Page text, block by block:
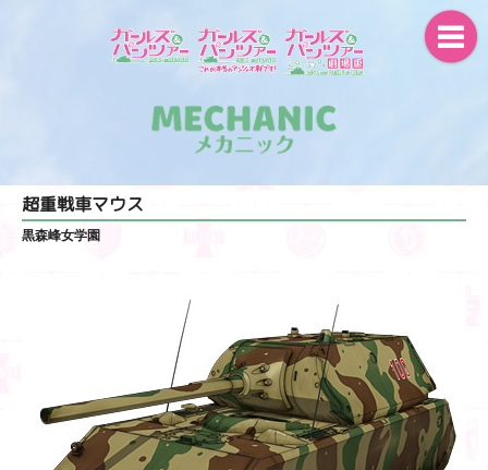
超重戦車マウス
黒森峰女学園